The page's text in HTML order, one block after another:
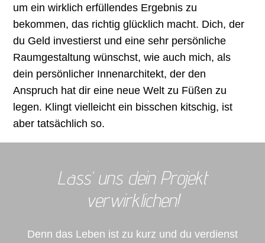
um ein wirklich erfüllendes Ergebnis zu
bekommen, das richtig glücklich macht. Dich, der
du Geld investierst und eine sehr persönliche
Raumgestaltung wünschst, wie auch mich, als
dein persönlicher Innenarchitekt, der den
Anspruch hat dir eine neue Welt zu Füßen zu
legen. Klingt vielleicht ein bisschen kitschig, ist
aber tatsächlich so.
Lass‘ uns dein Projekt
verwirklichen!
Denn das Leben ist zu kurz und du verdienst